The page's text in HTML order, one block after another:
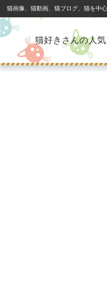
猫画像、猫動画、猫ブログ、猫を中
猫好きさんの人